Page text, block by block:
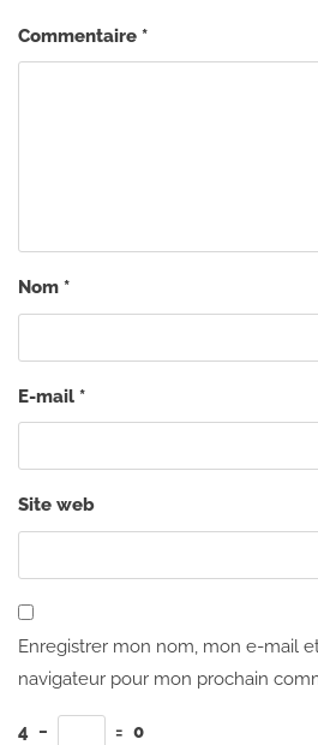
Commentaire *
Nom *
E-mail *
Site web
Enregistrer mon nom, mon e-mail
navigateur pour mon prochain
4 − = 0